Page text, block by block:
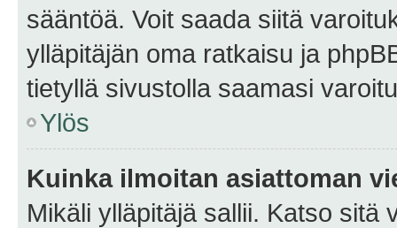
sääntöä. Voit saada siitä
ylläpitäjän oma ratkaisu ja
tietyllä sivustolla saamasi
Ylös
Kuinka ilmoitan asiattoman
Mikäli ylläpitäjä sallii. Katso sitä